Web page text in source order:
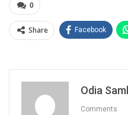
0
Share Facebook
Odia
Comments